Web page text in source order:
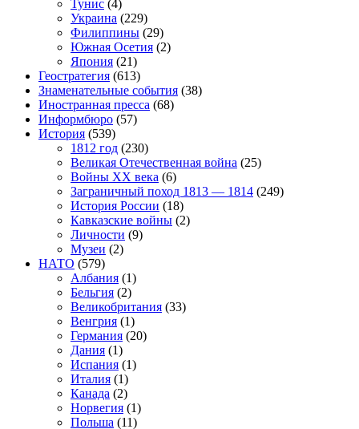
Тунис (4)
Украина (229)
Филиппины (29)
Южная Осетия (2)
Япония (21)
Геостратегия (613)
Знаменательные события (38)
Иностранная пресса (68)
Информбюро (57)
История (539)
1812 год (230)
Великая Отечественная война (25)
Войны XX века (6)
Заграничный поход 1813 — 1814 (249)
История России (18)
Кавказские войны (2)
Личности (9)
Музеи (2)
НАТО (579)
Албания (1)
Бельгия (2)
Великобритания (33)
Венгрия (1)
Германия (20)
Дания (1)
Испания (1)
Италия (1)
Канада (2)
Норвегия (1)
Польша (11)